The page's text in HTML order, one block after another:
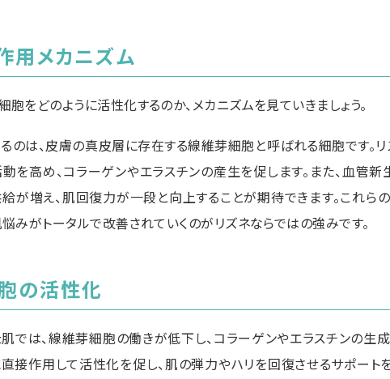
用メカニズム
胞をどのように活性化するのか、メカニズムを見ていきましょう。
のは、皮膚の真皮層に存在する線維芽細胞と呼ばれる細胞です。
を高め、コラーゲンやエラスチンの産生を促します。また、血管新
が増え、肌回復力が一段と向上することが期待できます。これらの
みがトータルで改善されていくのがリズネならではの強みです。
の活性化
では、線維芽細胞の働きが低下し、コラーゲンやエラスチンの生成
接作用して活性化を促し、肌の弾力やハリを回復させるサポートを